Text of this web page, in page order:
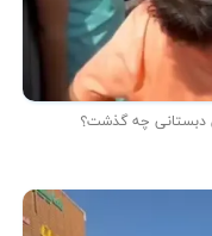
دبستانی چه گذشت؟